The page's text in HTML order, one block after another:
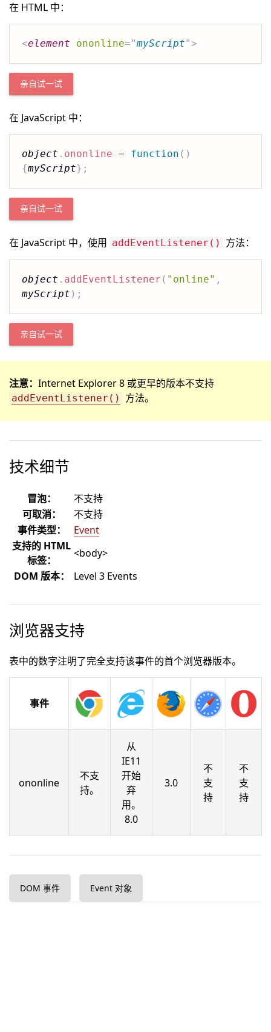
在 HTML 中：
<element ononline="myScript">
亲自试一试
在 JavaScript 中：
object . ononline = function ( )
{myScript} ;
亲自试一试
在 JavaScript 中，使用 addEventListener() 方法：
object . addEventListener ( "online" ,
myScript ) ;
亲自试一试
注意： Internet Explorer 8 或更早的版本不支持
addEventListener() 方法。
技术细节
冒泡：
不支持
可取消：
不支持
事件类型：
Event
支持的 HTML
标签：
<body>
DOM 版本：
Level 3 Events
浏览器支持
表中的数字注明了完全支持该事件的首个浏览器版本。
事件
ononline
不支
持。
从
IE11
开始
弃
用。
8.0
3.0
不
支
持
不
支
持
DOM 事件 Event 对象